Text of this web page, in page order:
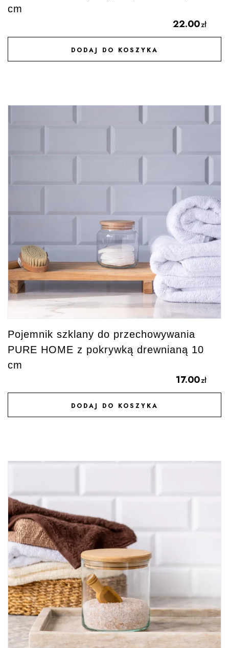
cm
22.00zł
DODAJ DO KOSZYKA
DODAJ DO ULUBIONYCH
Pojemnik szklany do przechowywania
PURE HOME z pokrywką drewnianą 10
cm
17.00zł
DODAJ DO KOSZYKA
DODAJ DO ULUBIONYCH